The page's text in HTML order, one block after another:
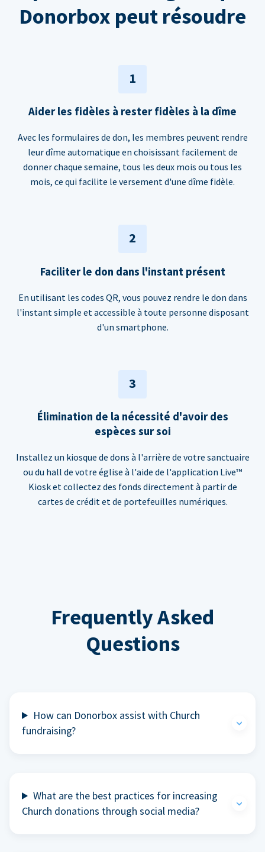
Donorbox peut résoudre
1
Aider les fidèles à rester fidèles à la dîme
Avec les formulaires de don, les membres peuvent rendre
leur dîme automatique en choisissant facilement de
donner chaque semaine, tous les deux mois ou tous les
mois, ce qui facilite le versement d'une dîme fidèle.
2
Faciliter le don dans l'instant présent
En utilisant les codes QR, vous pouvez rendre le don dans
l'instant simple et accessible à toute personne disposant
d'un smartphone.
3
Élimination de la nécessité d'avoir des
espèces sur soi
Installez un kiosque de dons à l'arrière de votre sanctuaire
ou du hall de votre église à l'aide de l'application Live™
Kiosk et collectez des fonds directement à partir de
cartes de crédit et de portefeuilles numériques.
Frequently Asked
Questions
How can Donorbox assist with Church
fundraising?
What are the best practices for increasing
Church donations through social media?